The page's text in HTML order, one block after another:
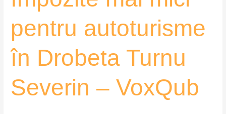
pentru autoturisme
în Drobeta Turnu
Severin – VoxQub